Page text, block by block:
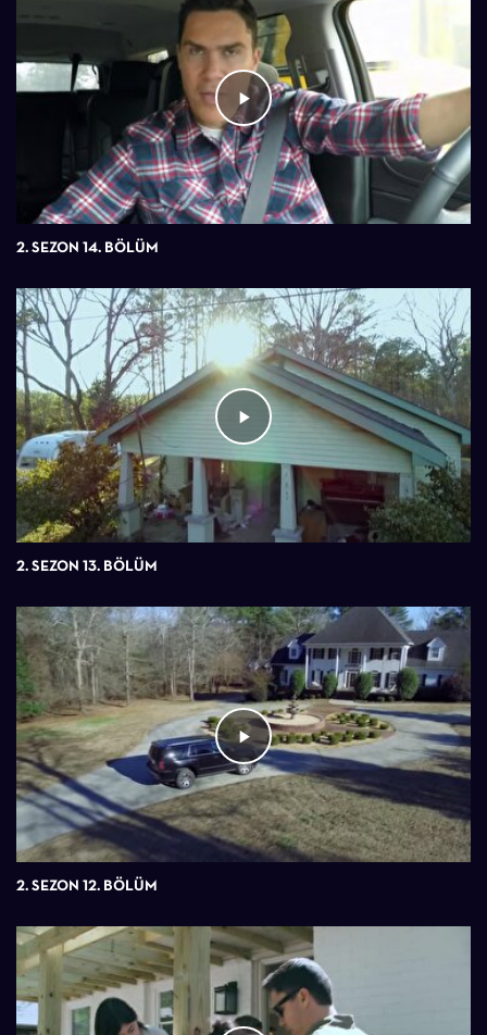
2. SEZON 14. BÖLÜM
2. SEZON 13. BÖLÜM
2. SEZON 12. BÖLÜM